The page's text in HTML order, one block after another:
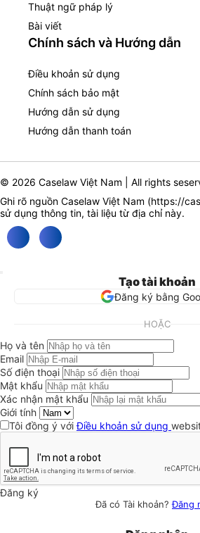
Thuật ngữ pháp lý
Bài viết
Chính sách và Hướng dẫn
Điều khoản sử dụng
Chính sách bảo mật
Hướng dẫn sử dụng
Hướng dẫn thanh toán
© 2026 Caselaw Việt Nam | All rights
Ghi rõ nguồn Caselaw Việt Nam (https://
sử dụng thông tin, tài liệu từ địa chỉ này.
Tạo tài khoản
Đăng ký bằng
HOẶC
Họ và tên
Email
Số điện thoại
Mật khẩu
Xác nhận mật khẩu
Giới tính
Tôi đồng ý vớiĐiều khoản sử dụng
Đăng ký
Đã có Tài khoản?Đăng